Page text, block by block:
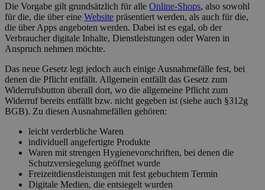
Die Vorgabe gilt grundsätzlich für alle Online-Shops, also sowohl
für die, die über eine Website präsentiert werden, als auch für die,
die über Apps angeboten werden. Dabei ist es egal, ob der
Verbraucher digitale Inhalte, Dienstleistungen oder Waren in
Anspruch nehmen möchte.
Das neue Gesetz legt jedoch auch einige Ausnahmefälle fest, bei
denen die Pflicht entfällt. Allgemein entfällt das Gesetz zum
Widerrufsbutton überall dort, wo die allgemeine Pflicht zum
Widerruf bereits entfällt bzw. nicht gegeben ist (siehe auch §312g
BGB). Zu diesen Ausnahmefällen gehören:
leicht verderbliche Waren
individuell angefertigte Produkte
Waren mit strengen Hygienevorschriften, bei denen die
Schutzversiegelung geöffnet wurde
Freizeitdienstleistungen mit fest gebuchtem Termin
Digitale Medien, die entsiegelt wurden